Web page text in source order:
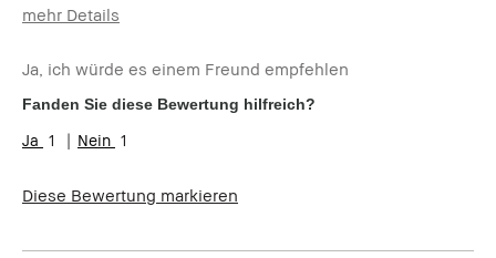
mehr Details
Ja, ich würde es einem Freund empfehlen
Fanden Sie diese Bewertung hilfreich?
1 1
Diese Bewertung markieren